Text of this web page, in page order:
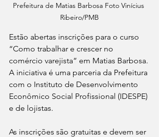
Prefeitura de Matias Barbosa Foto Vinícius
Ribeiro/PMB
Estão abertas inscrições para o curso
“Como trabalhar e crescer no
comércio varejista” em Matias Barbosa.
A iniciativa é uma parceria da Prefeitura
com o Instituto de Desenvolvimento
Econômico Social Profissional (IDESPE)
e de lojistas.
As inscrições são gratuitas e devem ser